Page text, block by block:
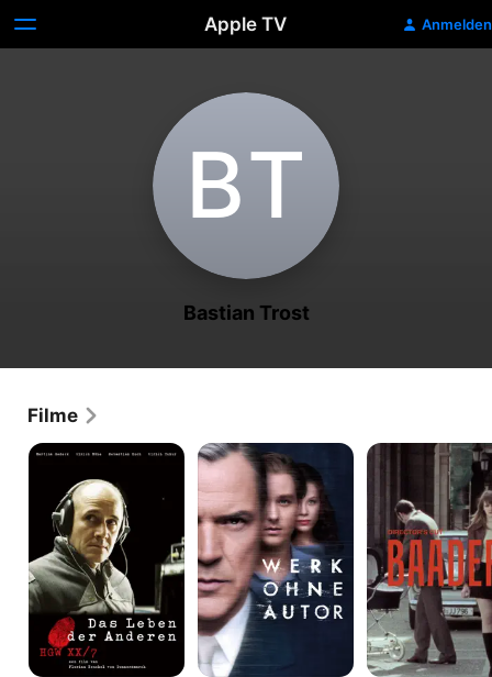
Apple TV Anmelden
B‌T
Bastian Trost
Filme
Das
Anderen
Werk
ohne
Autor
Baader